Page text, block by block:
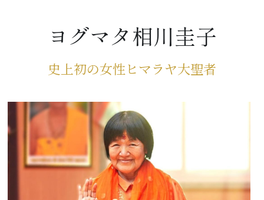
ヨグマタ相川圭子
史上初の女性ヒマラヤ大聖者